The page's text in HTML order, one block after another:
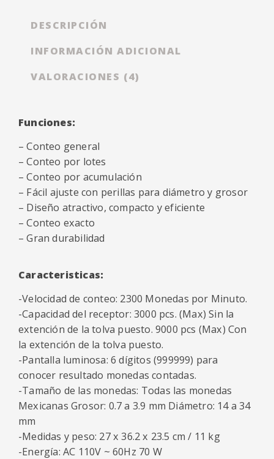
DESCRIPCIÓN
INFORMACIÓN ADICIONAL
VALORACIONES (4)
Funciones:
– Conteo general
– Conteo por lotes
– Conteo por acumulación
– Fácil ajuste con perillas para diámetro y grosor
– Diseño atractivo, compacto y eficiente
– Conteo exacto
– Gran durabilidad
Caracteristicas:
-Velocidad de conteo: 2300 Monedas por Minuto.
-Capacidad del receptor: 3000 pcs. (Max) Sin la
extención de la tolva puesto. 9000 pcs (Max) Con
la extención de la tolva puesto.
-Pantalla luminosa: 6 dígitos (999999) para
conocer resultado monedas contadas.
-Tamaño de las monedas: Todas las monedas
Mexicanas Grosor: 0.7 a 3.9 mm Diámetro: 14 a 34
mm
-Medidas y peso: 27 x 36.2 x 23.5 cm / 11 kg
-Energía: AC 110V ~ 60Hz 70 W